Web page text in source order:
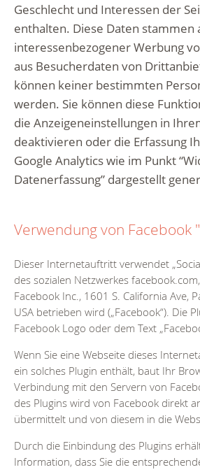
Geschlecht und Interessen der
enthalten. Diese Daten stammen
interessenbezogener Werbung
aus Besucherdaten von
können keiner bestimmten
werden. Sie können diese
die Anzeigeneinstellungen in
deaktivieren oder die Erfassung
Google Analytics wie im Punkt
Datenerfassung” dargestellt
Verwendung von Facebook
Dieser Internetauftritt verwendet
des sozialen Netzwerkes
Facebook Inc., 1601 S. California Ave,
USA betrieben wird („Facebook“). Die
Facebook Logo oder dem Text
Wenn Sie eine Webseite dieses
ein solches Plugin enthält, baut Ihr
Verbindung mit den Servern von
des Plugins wird von Facebook direkt
übermittelt und von diesem in die
Durch die Einbindung des Plugins
Information, dass Sie die